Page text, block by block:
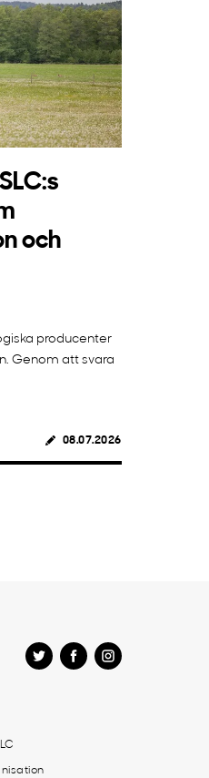
och
producenter
Genom att svara
08.07.2026